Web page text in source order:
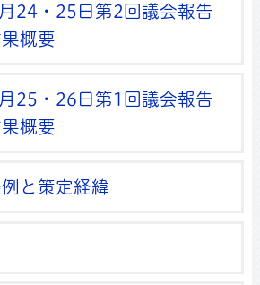
24・25日第2回議会報告
概要
25・26日第1回議会報告
概要
と策定経緯